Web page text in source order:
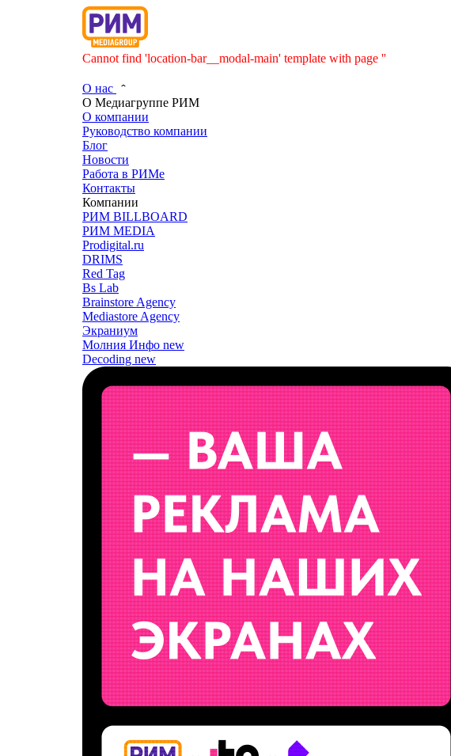
Cannot find 'location-bar__modal-main' template with page ''
О нас
О Медиагруппе РИМ
О компании
Руководство компании
Блог
Новости
Работа в РИМе
Контакты
Компании
РИМ BILLBOARD
РИМ MEDIA
Prodigital.ru
DRIMS
Red Tag
Bs Lab
Brainstore Agency
Mediastore Agency
Экраниум
Молния Инфо new
Decoding new